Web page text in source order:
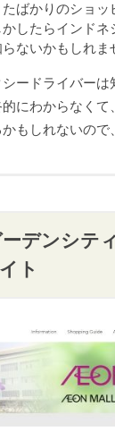
たばかりのショッ
かしたらインドネ
ないかもしれま
ードライバーは
にわからなくて
もしれないので
デンシテ
ト